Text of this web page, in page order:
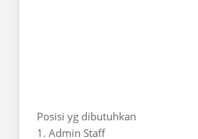
Posisi yg dibutuhkan
1. Admin Staff